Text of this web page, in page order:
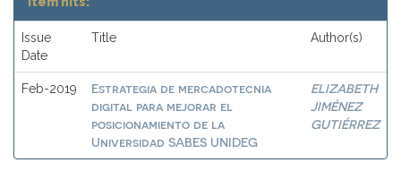
Issue
Date
Title Author(s)
Feb-2019
Estrategia de mercadotecnia
digital para mejorar el
posicionamiento de la
Universidad SABES UNIDEG
ELIZABETH
JIMÉNEZ
GUTIÉRREZ